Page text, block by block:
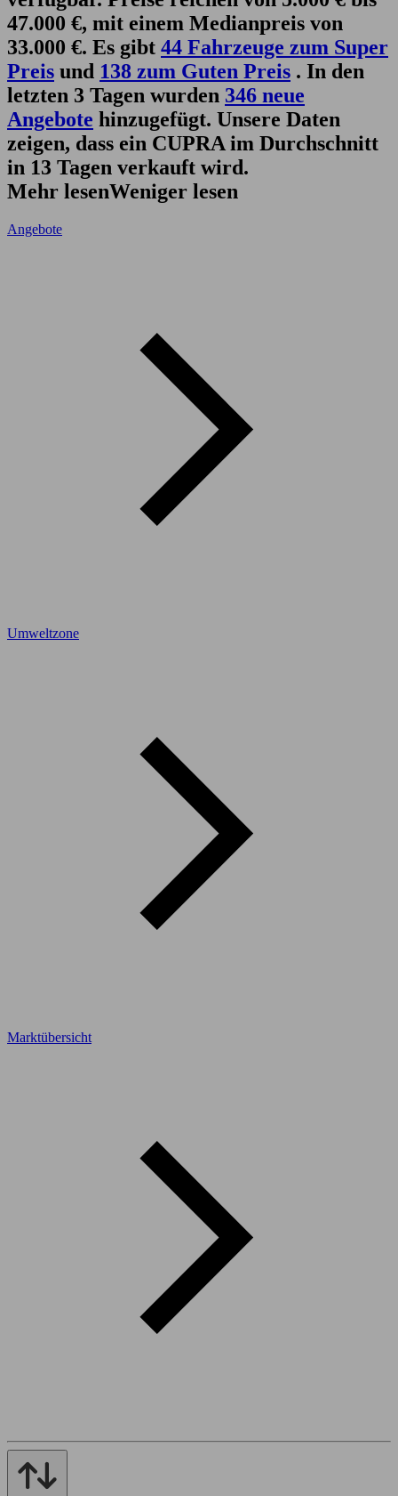
47.000 €, mit einem Medianpreis von
33.000 €. Es gibt 44 Fahrzeuge zum Super
Preis und 138 zum Guten Preis . In den
letzten 3 Tagen wurden 346 neue
Angebote hinzugefügt. Unsere Daten
zeigen, dass ein CUPRA im Durchschnitt
in 13 Tagen verkauft wird.
Mehr lesenWeniger lesen
Angebote
Umweltzone
Marktübersicht